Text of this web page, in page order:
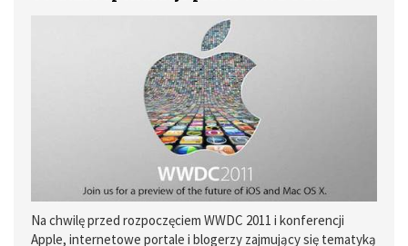
zaprezentowania członkom rady planów dotyczących
budowy nowego budynku biurowego.
Na chwilę przed rozpoczęciem WWDC 2011 i konferencji
Apple, internetowe portale i blogerzy zajmujący się tematyką